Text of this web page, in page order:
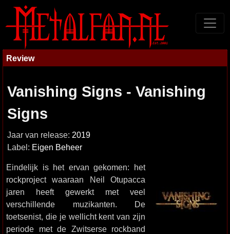
Review
Vanishing Signs - Vanishing
Signs
Jaar van release: 2019
Label: Eigen Beheer
Eindelijk is het ervan gekomen: het
rockproject waaraan Neil Otupacca
jaren heeft gewerkt met veel
verschillende muzikanten. De
toetsenist, die je wellicht kent van zijn
periode met de Zwitserse rockband